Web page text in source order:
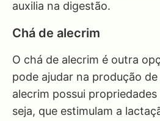
auxilia na digestão.
Chá de alecrim
O chá de alecrim é outra
pode ajudar na produção
alecrim possui
seja, que estimulam a